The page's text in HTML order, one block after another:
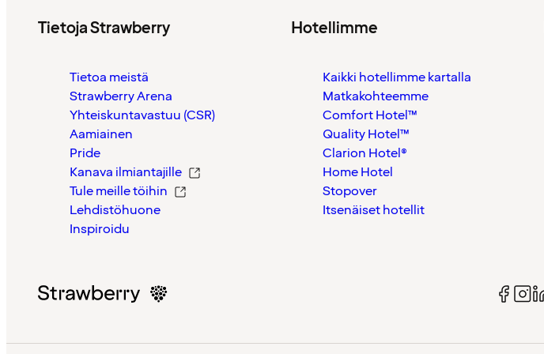
Tietoja Strawberry
Tietoa meistä
Strawberry Arena
Yhteiskuntavastuu (CSR)
Aamiainen
Pride
Kanava ilmiantajille
Tule meille töihin
Lehdistöhuone
Inspiroidu
Hotellimme
Kaikki hotellimme kartalla
Matkakohteemme
Comfort Hotel™
Quality Hotel™
Clarion Hotel®
Home Hotel
Stopover
Itsenäiset hotellit